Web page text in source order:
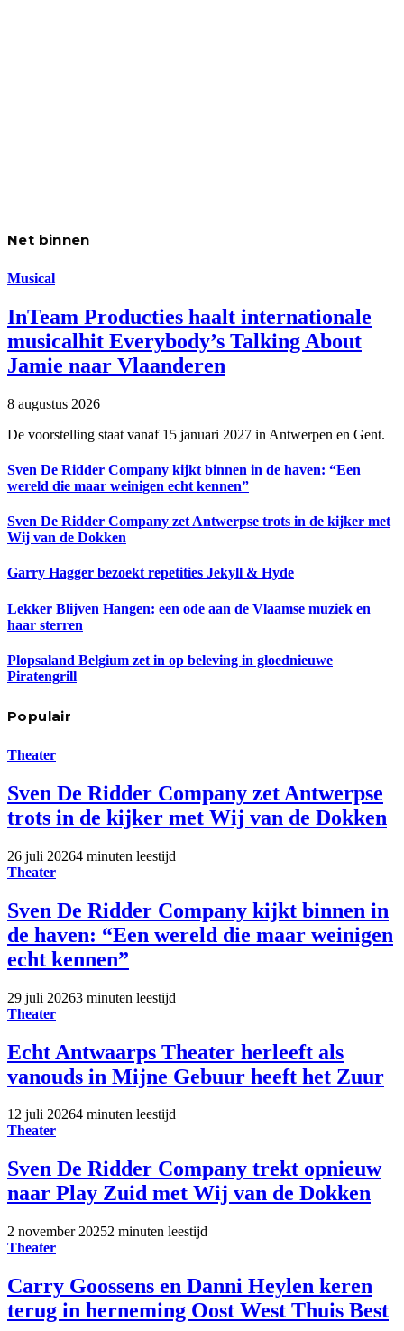
Net binnen
Musical
InTeam Producties haalt internationale
musicalhit Everybody’s Talking About
Jamie naar Vlaanderen
8 augustus 2026
De voorstelling staat vanaf 15 januari 2027 in Antwerpen en Gent.
Sven De Ridder Company kijkt binnen in de haven: “Een
wereld die maar weinigen echt kennen”
Sven De Ridder Company zet Antwerpse trots in de kijker met
Wij van de Dokken
Garry Hagger bezoekt repetities Jekyll & Hyde
Lekker Blijven Hangen: een ode aan de Vlaamse muziek en
haar sterren
Plopsaland Belgium zet in op beleving in gloednieuwe
Piratengrill
Populair
Theater
Sven De Ridder Company zet Antwerpse
trots in de kijker met Wij van de Dokken
26 juli 20264 minuten leestijd
Theater
Sven De Ridder Company kijkt binnen in
de haven: “Een wereld die maar weinigen
echt kennen”
29 juli 20263 minuten leestijd
Theater
Echt Antwaarps Theater herleeft als
vanouds in Mijne Gebuur heeft het Zuur
12 juli 20264 minuten leestijd
Theater
Sven De Ridder Company trekt opnieuw
naar Play Zuid met Wij van de Dokken
2 november 20252 minuten leestijd
Theater
Carry Goossens en Danni Heylen keren
terug in herneming Oost West Thuis Best